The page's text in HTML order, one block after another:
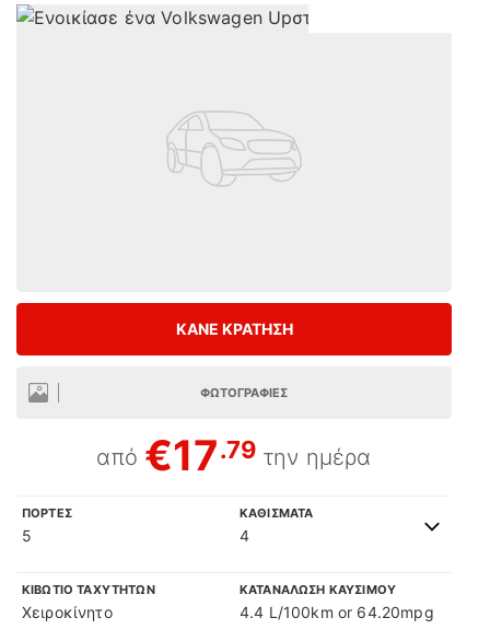
ΠΟΡΤΕΣ
5
ΚΑΘΙΣΜΑΤΑ
4
ΚΙΒΩΤΙΟ ΤΑΧΥΤΗΤΩΝ
Χειροκίνητο
ΚΑΤΑΝΑΛΩΣΗ ΚΑΥΣΙΜΟΥ
4.4 L/100km or 64.20mpg
ΦΩΤΟΓΡΑΦΙΕΣ
ΚΑΝΕ ΚΡΑΤΗΣΗ
από €17.79 την ημέρα